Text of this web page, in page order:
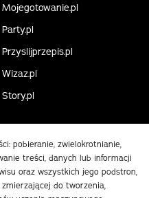
Mojegotowanie.pl
Party.pl
Przyslijprzepis.pl
Wizaz.pl
Story.pl
pobieranie, zwielokrotnianie,
treści, danych lub informacji
oraz wszystkich jego podstron,
do tworzenia,